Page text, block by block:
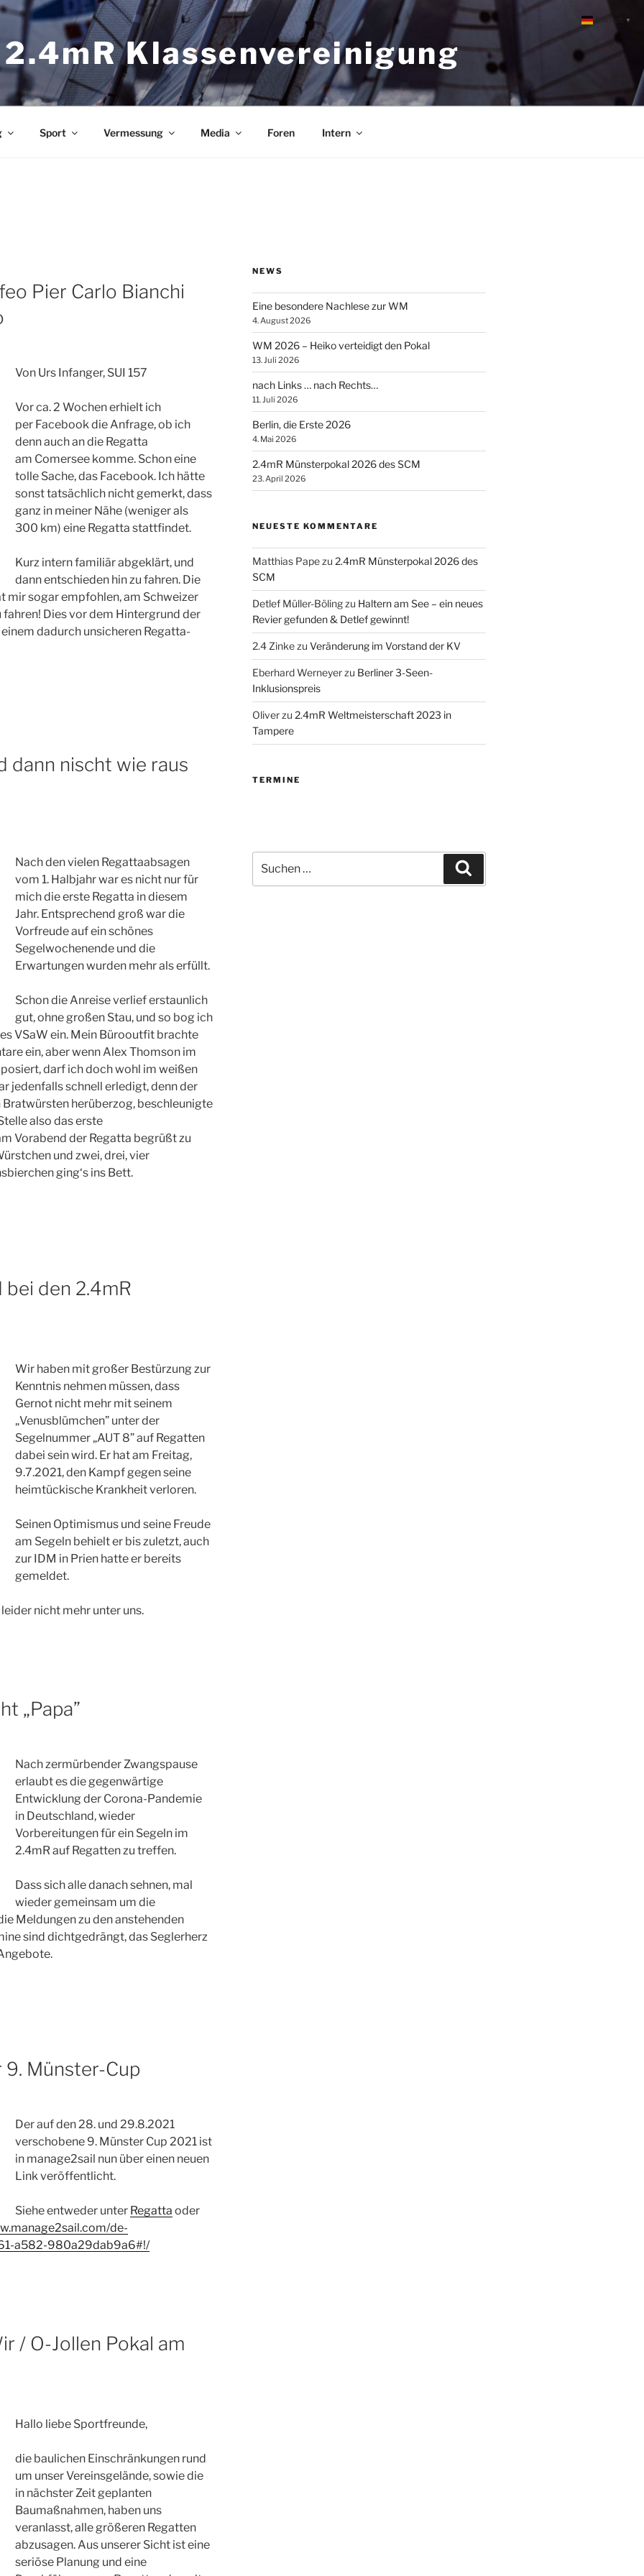
Klassenvereinigung
Sport Vermessung Media Foren Intern
Pier Carlo Bianchi
Von Urs Infanger, SUI 157
Vor ca. 2 Wochen erhielt ich
per Facebook die Anfrage, ob ich
denn auch an die Regatta
am Comersee komme. Schon eine
tolle Sache, das Facebook. Ich hätte
sonst tatsächlich nicht gemerkt, dass
ganz in meiner Nähe (weniger als
300 km) eine Regatta stattfindet.
Kurz intern familiär abgeklärt, und
dann entschieden hin zu fahren. Die
mir sogar empfohlen, am Schweizer
Dies vor dem Hintergrund der
dadurch unsicheren Regatta-
dann nischt wie raus
Nach den vielen Regattaabsagen
vom 1. Halbjahr war es nicht nur für
mich die erste Regatta in diesem
Jahr. Entsprechend groß war die
Vorfreude auf ein schönes
Segelwochenende und die
Erwartungen wurden mehr als erfüllt.
Schon die Anreise verlief erstaunlich
gut, ohne großen Stau, und so bog ich
VSaW ein. Mein Bürooutfit brachte
ein, aber wenn Alex Thomson im
darf ich doch wohl im weißen
jedenfalls schnell erledigt, denn der
herüberzog, beschleunigte
also das erste
Vorabend der Regatta begrüßt zu
und zwei, drei, vier
ging‘s ins Bett.
den 2.4mR
Wir haben mit großer Bestürzung zur
Kenntnis nehmen müssen, dass
Gernot nicht mehr mit seinem
„Venusblümchen” unter der
Segelnummer „AUT 8” auf Regatten
dabei sein wird. Er hat am Freitag,
9.7.2021, den Kampf gegen seine
heimtückische Krankheit verloren.
Seinen Optimismus und seine Freude
am Segeln behielt er bis zuletzt, auch
zur IDM in Prien hatte er bereits
gemeldet.
nicht mehr unter uns.
„Papa”
Nach zermürbender Zwangspause
erlaubt es die gegenwärtige
Entwicklung der Corona-Pandemie
in Deutschland, wieder
Vorbereitungen für ein Segeln im
2.4mR auf Regatten zu treffen.
Dass sich alle danach sehnen, mal
wieder gemeinsam um die
Meldungen zu den anstehenden
sind dichtgedrängt, das Seglerherz
Münster-Cup
Der auf den 28. und 29.8.2021
verschobene 9. Münster Cup 2021 ist
in manage2sail nun über einen neuen
Link veröffentlicht.
Siehe entweder unter Regatta oder
de-
a582-980a29dab9a6#!/
/ O-Jollen Pokal am
Hallo liebe Sportfreunde,
die baulichen Einschränkungen rund
um unser Vereinsgelände, sowie die
in nächster Zeit geplanten
Baumaßnahmen, haben uns
veranlasst, alle größeren Regatten
abzusagen. Aus unserer Sicht ist eine
seriöse Planung und eine
NEWS
Eine besondere Nachlese zur WM
4. August 2026
WM 2026 – Heiko verteidigt den Pokal
13. Juli 2026
nach Links … nach Rechts…
11. Juli 2026
Berlin, die Erste 2026
4. Mai 2026
2.4mR Münsterpokal 2026 des SCM
23. April 2026
NEUESTE KOMMENTARE
Matthias Papezu 2.4mR Münsterpokal 2026 des
SCM
Detlef Müller-Bölingzu Haltern am See – ein neues
Revier gefunden & Detlef gewinnt!
2.4 Zinkezu Veränderung im Vorstand der KV
Eberhard Werneyerzu Berliner 3-Seen-
Inklusionspreis
Oliverzu 2.4mR Weltmeisterschaft 2023 in
Tampere
TERMINE
nach:
▼